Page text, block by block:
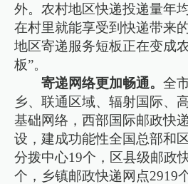
外。农村地区快递投递量年
在村里就能享受到快递带来
地区寄递服务短板正在变成
板”。
寄递网络更加畅通。全
乡、联通区域、辐射国际、
基础网络，西部国际邮政快
设，建成功能性全国总部和
分拨中心19个，区县级邮政
个，乡镇邮政快递网点2919